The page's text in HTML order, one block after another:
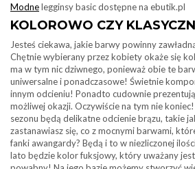
Modnelegginsy basic dostępne na ebutik.pl
KOLOROWO CZY
Jesteś ciekawa, jakie barwy powinny
Chętnie wybierany przez kobiety okaże się
ma w tym nic dziwnego, ponieważ obie te
uniwersalne i ponadczasowe! Świetnie
innym odcieniu! Ponadto cudownie
możliwej okazji. Oczywiście na tym nie
sezonu będą delikatne odcienie brązu, takie
zastanawiasz się, co z mocnymi barwami,
fanki awangardy? Będą i to w niezliczonej
lato będzie kolor fuksjowy, który uważany